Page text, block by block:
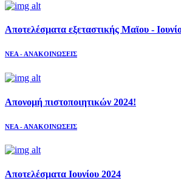
Αποτελέσματα εξεταστικής Μαϊου -
ΝΕΑ - ΑΝΑΚΟΙΝΩΣΕΙΣ
Απονομή πιστοποιητικών 2024!
ΝΕΑ - ΑΝΑΚΟΙΝΩΣΕΙΣ
Αποτελέσματα Ιουνίου 2024